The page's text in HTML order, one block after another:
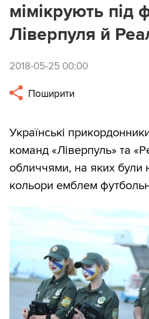
мімікрують під
Ліверпуля й
2018-05-25 00:00
Поширити
Українські
команд «Ліверпуль» та
обличчями, на яких були
кольори емблем